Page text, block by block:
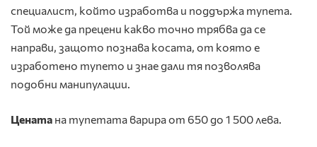
специалист, който изработва и поддържа тупета.
Той може да прецени какво точно трябва да се
направи, защото познава косата, от която е
изработено тупето и знае дали тя позволява
подобни манипулации.
Цената на тупетата варира от 650 до 1 500 лева.